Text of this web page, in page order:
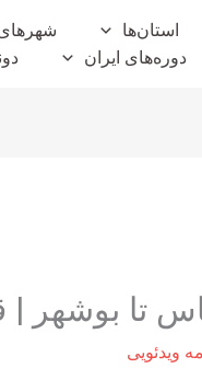
استان‌ها
دوره‌های ایران
تا بوشهر |‌
ویدئویی